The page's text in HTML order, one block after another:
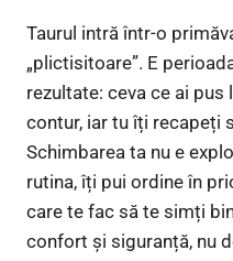
Taurul intră într-o
„plictisitoare”. E
rezultate: ceva ce ai
contur, iar tu îți recapeți
Schimbarea ta nu e
rutina, îți pui ordine în
care te fac să te simți
confort și siguranță, nu